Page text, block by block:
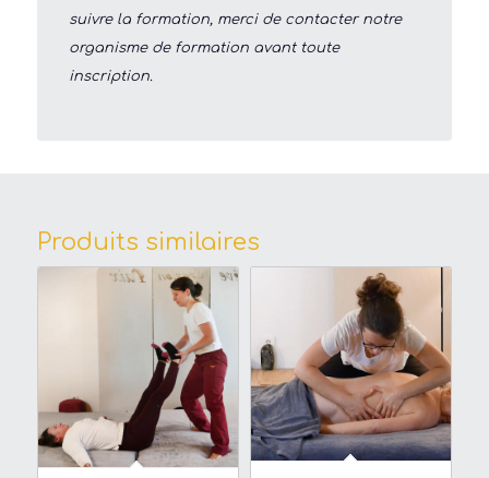
suivre la formation, merci de contacter notre
organisme de formation avant toute
inscription.
Produits similaires